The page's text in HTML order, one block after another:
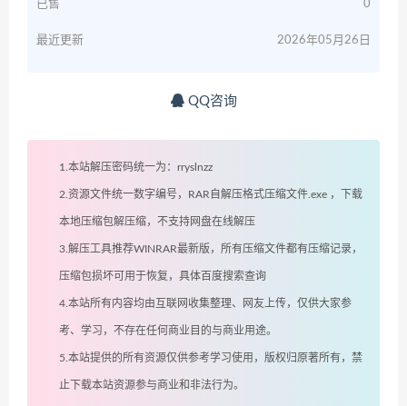
已售 0
最近更新 2026年05月26日
QQ咨询
1.本站解压密码统一为：rryslnzz
2.资源文件统一数字编号，RAR自解压格式压缩文件.exe ，下载
本地压缩包解压缩，不支持网盘在线解压
3.解压工具推荐WINRAR最新版，所有压缩文件都有压缩记录，
压缩包损坏可用于恢复，具体百度搜索查询
4.本站所有内容均由互联网收集整理、网友上传，仅供大家参
考、学习，不存在任何商业目的与商业用途。
5.本站提供的所有资源仅供参考学习使用，版权归原著所有，禁
止下载本站资源参与商业和非法行为。